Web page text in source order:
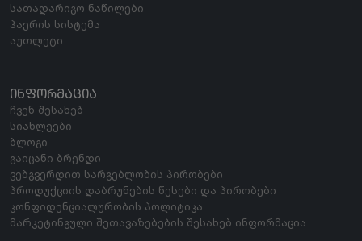
სათადარიგო ნაწილები
ჰაერის სისტემა
აუთლეტი
ᲘᲜᲤᲝᲠᲛᲐᲪᲘᲐ
ჩვენ შესახებ
სიახლეები
ბლოგი
გაიცანი ბრენდი
ვებგვერდით სარგებლობის პირობები
პროდუქციის დაბრუნების წესები და პირობები
კონფიდენციალურობის პოლიტიკა
მარკეტინგული შეთავაზებების შესახებ ინფორმაცია